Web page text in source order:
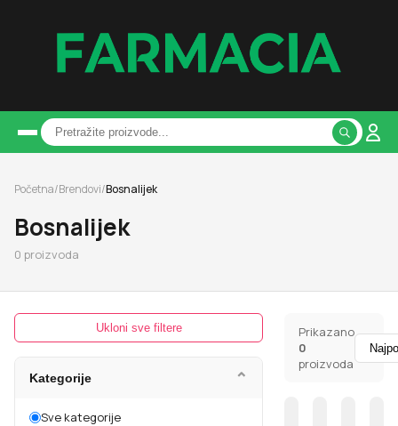
Početna/Brendovi/Bosnalijek
Bosnalijek
0 proizvoda
Ukloni sve filtere
Kategorije ⌄
Sve kategorije
Prikazano
0
proizvoda